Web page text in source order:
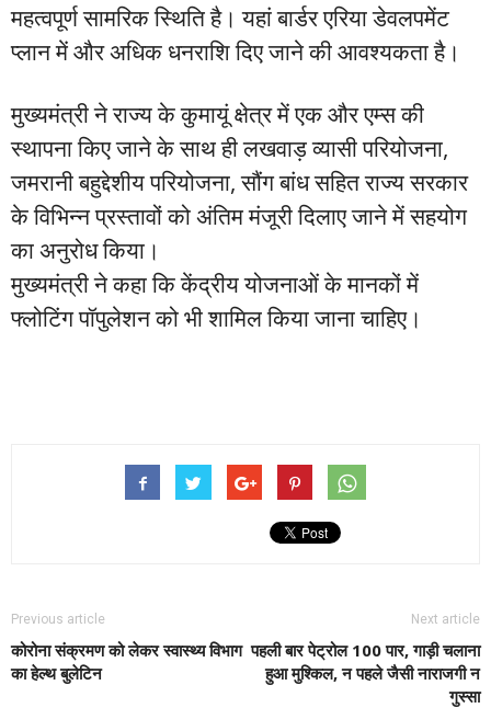
महत्वपूर्ण सामरिक स्थिति है। यहां बार्डर एरिया डेवलपमेंट
प्लान में और अधिक धनराशि दिए जाने की आवश्यकता है।
मुख्यमंत्री ने राज्य के कुमायूं क्षेत्र में एक और एम्स की
स्थापना किए जाने के साथ ही लखवाड़ व्यासी परियोजना,
जमरानी बहुद्देशीय परियोजना, सौंग बांध सहित राज्य सरकार
के विभिन्न प्रस्तावों को अंतिम मंजूरी दिलाए जाने में सहयोग
का अनुरोध किया।
मुख्यमंत्री ने कहा कि केंद्रीय योजनाओं के मानकों में
फ्लोटिंग पॉपुलेशन को भी शामिल किया जाना चाहिए।
Previous article
कोरोना संक्रमण को लेकर स्वास्थ्य विभाग
का हेल्थ बुलेटिन
Next article
पहली बार पेट्रोल 100 पार, गाड़ी चलाना
हुआ मुश्किल, न पहले जैसी नाराजगी न
गुस्सा